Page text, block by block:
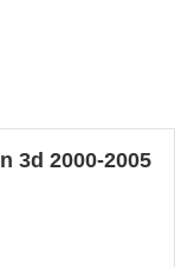
3d 2000-2005